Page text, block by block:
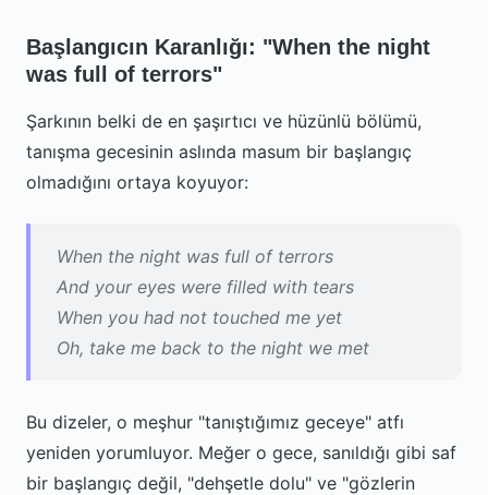
Başlangıcın Karanlığı: "When the night
was full of terrors"
Şarkının belki de en şaşırtıcı ve hüzünlü bölümü,
tanışma gecesinin aslında masum bir başlangıç
olmadığını ortaya koyuyor:
When the night was full of terrors
And your eyes were filled with tears
When you had not touched me yet
Oh, take me back to the night we met
Bu dizeler, o meşhur "tanıştığımız geceye" atfı
yeniden yorumluyor. Meğer o gece, sanıldığı gibi saf
bir başlangıç değil, "dehşetle dolu" ve "gözlerin